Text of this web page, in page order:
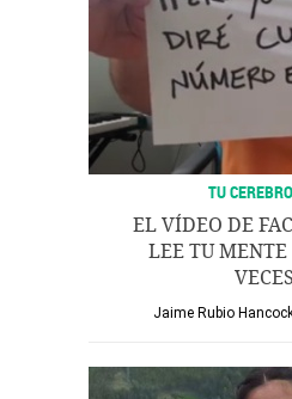
TU
EL VÍDEO DE
LEE TU MENTE
Jaime Rubio